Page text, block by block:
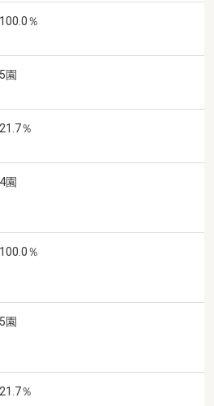
100.0％
5園
21.7％
4園
100.0％
5園
21.7％